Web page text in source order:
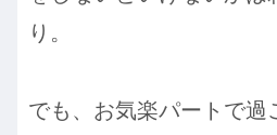
り。
でも、お気楽パートで過